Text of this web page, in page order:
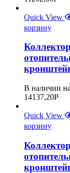
Quick View
корзину
В наличии
14137,20Р
Quick View
корзину